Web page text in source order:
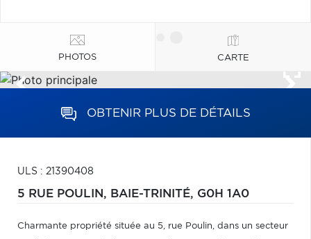
PHOTOS CARTE
OBTENIR PLUS DE DÉTAILS
ULS : 21390408
5 RUE POULIN, BAIE-TRINITÉ, G0H 1A0
Charmante propriété située au 5, rue Poulin, dans un secteur